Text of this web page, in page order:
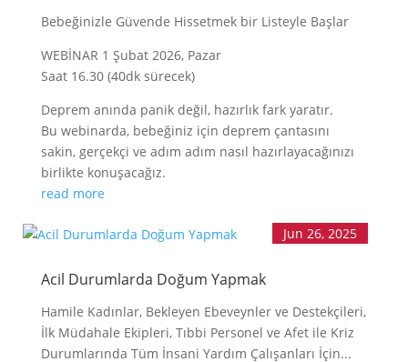
Kitap:
EMZİRME
SANATI
LLL TÜRKİYE
HAKKINDA
Bebeğinizle Güvende Hissetmek bir Listeyle Başlar
WEBİNAR 1 Şubat 2026, Pazar
Saat 16.30 (40dk sürecek)
Deprem anında panik değil, hazırlık fark yaratır.
Bu webinarda, bebeğiniz için deprem çantasını
sakin, gerçekçi ve adım adım nasıl hazırlayacağınızı
birlikte konuşacağız.
read more
Acil Durumlarda Doğum Yapmak
Jun 26, 2025
Hamile Kadınlar, Bekleyen Ebeveynler ve Destekçileri,
İlk Müdahale Ekipleri, Tıbbi Personel ve Afet ile Kriz
Durumlarında Tüm İnsani Yardım Çalışanları İçin...